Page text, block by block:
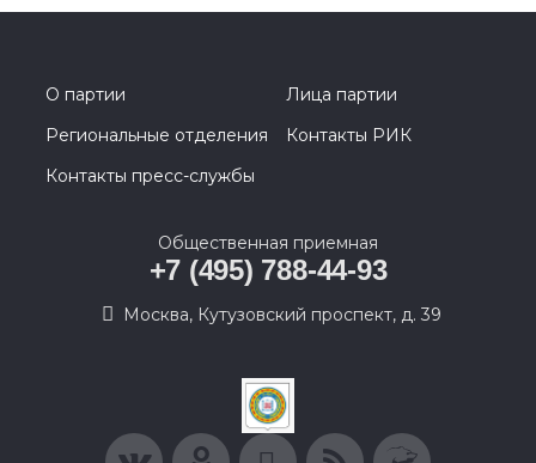
О партии
Лица партии
Региональные отделения
Контакты РИК
Контакты пресс-службы
Общественная приемная
+7 (495) 788-44-93
Москва, Кутузовский проспект, д. 39